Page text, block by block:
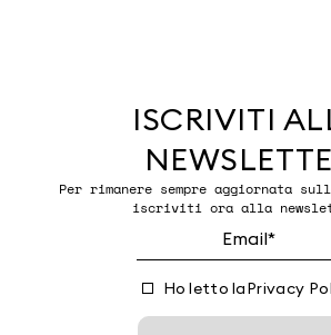
ISCRIVITI
Per rimanere sempre aggiornata
iscriviti ora alla
Ho letto laPrivacy